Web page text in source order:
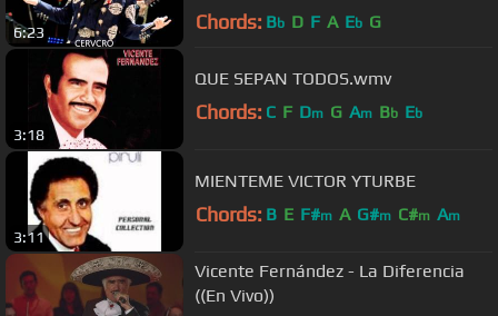
6:23 Chords: Bb D F A Eb G
3:18
QUE SEPAN TODOS.wmv
Chords: C F Dm G Am Bb Eb
3:11
MIENTEME VICTOR YTURBE
Chords: B E F#m A G#m C#m Am
Vicente Fernández - La Diferencia
((En Vivo))